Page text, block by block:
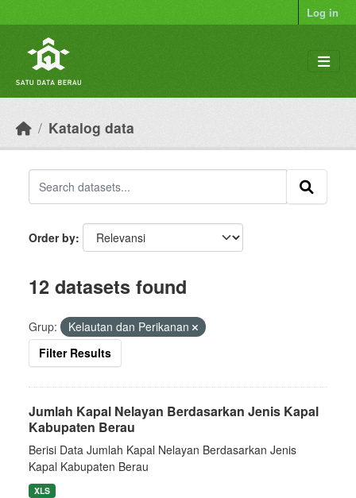
Log in
Katalog data
Order by
12 datasets found
Grup:
Kelautan dan Perikanan
Filter Results
Jumlah Kapal Nelayan Berdasarkan Jenis Kapal
Kabupaten Berau
Berisi Data Jumlah Kapal Nelayan Berdasarkan Jenis
Kapal Kabupaten Berau
XLS